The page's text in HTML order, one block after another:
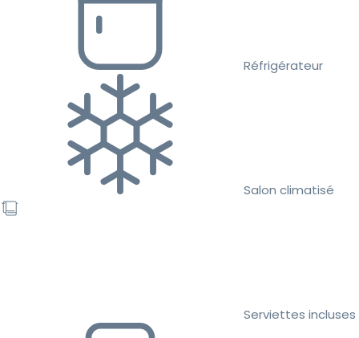
Réfrigérateur
Salon climatisé
Serviettes incluses